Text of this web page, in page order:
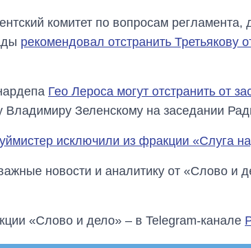
комитет по вопросам регламента,
рекомендовал отстранить Третьякову
Гео Лероса могут отстранить от
Владимиру Зеленскому на заседании
исключили из фракции «Слуга
новости и аналитику от «Слово и
«Слово и дело» – в Telegram-канале